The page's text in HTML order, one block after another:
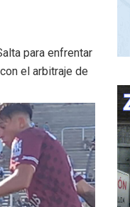
para enfrentar
el arbitraje de